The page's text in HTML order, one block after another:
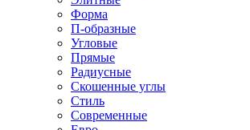
Форма
П-образные
Угловые
Прямые
Радиусные
Скошенные углы
Стиль
Современные